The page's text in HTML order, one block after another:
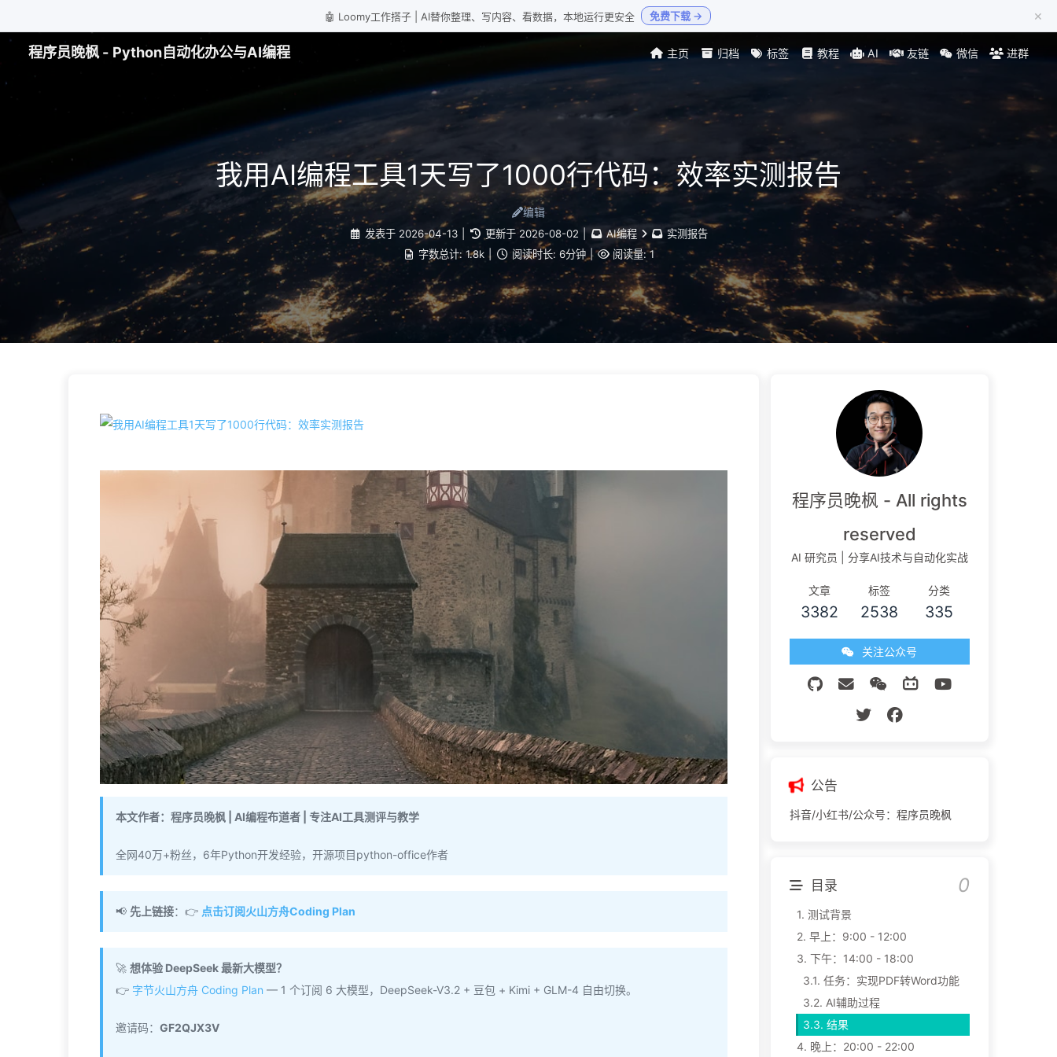
🤖 Loomy工作搭子 | AI替你整理、写内容、看数据，本地运行更安全 免费下载 → ×
程序员晚枫 - Python自动化办公与AI编程 主页 归档 标签 教程 AI 友链 微信 进群
我用AI编程工具1天写了1000行代码：效率实测报告
编辑
发表于 2026-04-13 更新于 2026-08-02 | AI编程
实测报告
字数总计: 1.8k | 阅读时长: 6分钟 | 阅读量: 1
本文作者：程序员晚枫 | AI编程布道者 | 专注AI工具测评与教学
全网40万+粉丝，6年Python开发经验，开源项目python-office作者
📢 先上链接：👉 点击订阅火山方舟Coding Plan
🚀 想体验 DeepSeek 最新大模型？
👉 字节火山方舟 Coding Plan — 1 个订阅 6 大模型，DeepSeek-V3.2 + 豆包 + Kimi + GLM-4 自由切换。
邀请码： GF2QJX3V
程序员晚枫 - All rights
reserved
AI 研究员 | 分享AI技术与自动化实战
文章
3382
标签
2538
分类
335
关注公众号
公告
抖音/小红书/公众号：程序员晚枫
目录
1. 测试背景
2. 早上：9:00 - 12:00
3. 下午：14:00 - 18:00
3.1. 任务：实现PDF转Word功能
3.2. AI辅助过程
3.3. 结果
4. 晚上：20:00 - 22:00